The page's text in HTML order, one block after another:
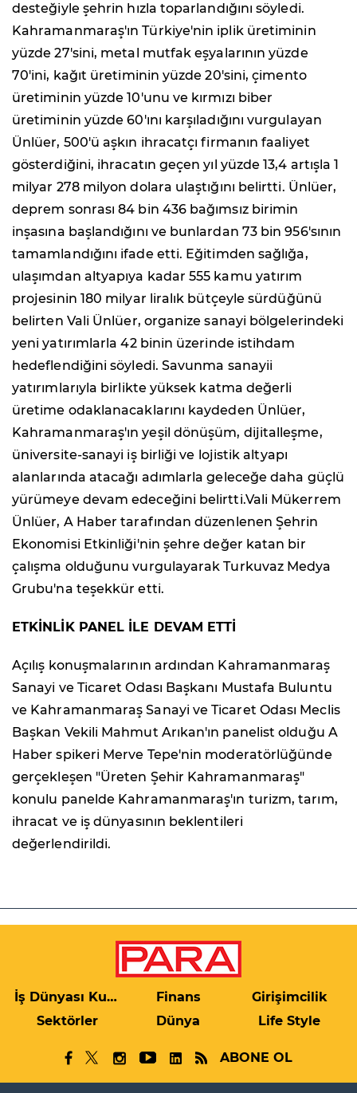
desteğiyle şehrin hızla toparlandığını söyledi.
Kahramanmaraş'ın Türkiye'nin iplik üretiminin
yüzde 27'sini, metal mutfak eşyalarının yüzde
70'ini, kağıt üretiminin yüzde 20'sini, çimento
üretiminin yüzde 10'unu ve kırmızı biber
üretiminin yüzde 60'ını karşıladığını vurgulayan
Ünlüer, 500'ü aşkın ihracatçı firmanın faaliyet
gösterdiğini, ihracatın geçen yıl yüzde 13,4 artışla 1
milyar 278 milyon dolara ulaştığını belirtti. Ünlüer,
deprem sonrası 84 bin 436 bağımsız birimin
inşasına başlandığını ve bunlardan 73 bin 956'sının
tamamlandığını ifade etti. Eğitimden sağlığa,
ulaşımdan altyapıya kadar 555 kamu yatırım
projesinin 180 milyar liralık bütçeyle sürdüğünü
belirten Vali Ünlüer, organize sanayi bölgelerindeki
yeni yatırımlarla 42 binin üzerinde istihdam
hedeflendiğini söyledi. Savunma sanayii
yatırımlarıyla birlikte yüksek katma değerli
üretime odaklanacaklarını kaydeden Ünlüer,
Kahramanmaraş'ın yeşil dönüşüm, dijitalleşme,
üniversite-sanayi iş birliği ve lojistik altyapı
alanlarında atacağı adımlarla geleceğe daha güçlü
yürümeye devam edeceğini belirtti.Vali Mükerrem
Ünlüer, A Haber tarafından düzenlenen Şehrin
Ekonomisi Etkinliği'nin şehre değer katan bir
çalışma olduğunu vurgulayarak Turkuvaz Medya
Grubu'na teşekkür etti.
ETKİNLİK PANEL İLE DEVAM ETTİ
Açılış konuşmalarının ardından Kahramanmaraş
Sanayi ve Ticaret Odası Başkanı Mustafa Buluntu
ve Kahramanmaraş Sanayi ve Ticaret Odası Meclis
Başkan Vekili Mahmut Arıkan'ın panelist olduğu A
Haber spikeri Merve Tepe'nin moderatörlüğünde
gerçekleşen "Üreten Şehir Kahramanmaraş"
konulu panelde Kahramanmaraş'ın turizm, tarım,
ihracat ve iş dünyasının beklentileri
değerlendirildi.
İş Dünyası Kulis Finans
Girişimcilik
Sektörler
Dünya Life Style
ABONE OL